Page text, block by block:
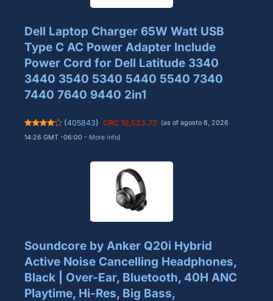
Dell Laptop Charger 65W Watt USB
Type C AC Power Adapter Include
Power Cord for Dell Latitude 3340
3440 3540 5340 5440 5540 7340
7440 7640 9440 2in1
(405843) CRC 10,523.72
(as of agosto 8, 2026
14:26 GMT -06:00 - More info)
Soundcore by Anker Q20i Hybrid
Active Noise Cancelling Headphones,
Black | Over-Ear, Bluetooth, 40H ANC
Playtime, Hi-Res, Big Bass,